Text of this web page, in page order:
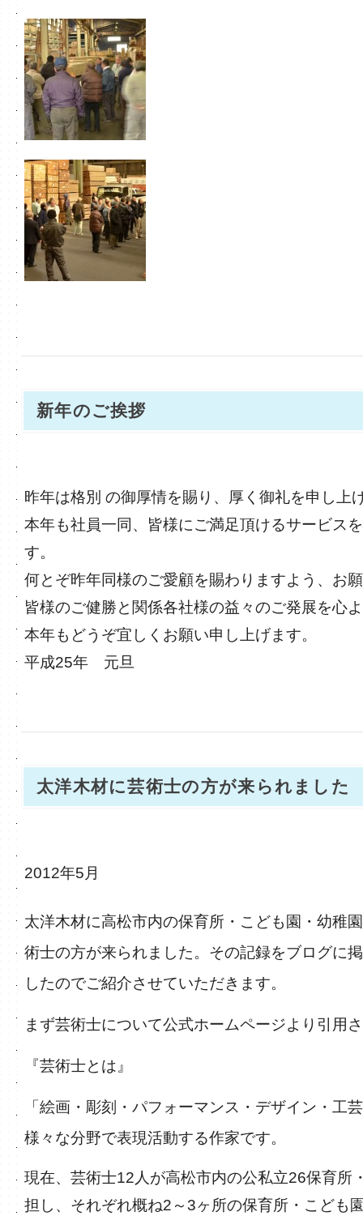
新年のご挨拶
昨年は格別 の御厚情を賜り、厚く御礼を申し上
本年も社員一同、皆様にご満足頂けるサービス
す。
何とぞ昨年同様のご愛顧を賜わりますよう、お
皆様のご健勝と関係各社様の益々のご発展を心
本年もどうぞ宜しくお願い申し上げます。
平成25年 元旦
太洋木材に芸術士の方が来られました
2012年5月
太洋木材に高松市内の保育所・こども園・幼稚
術士の方が来られました。その記録をブログに
したのでご紹介させていただきます。
まず芸術士について公式ホームページより引用
『芸術士とは』
「絵画・彫刻・パフォーマンス・デザイン・工
様々な分野で表現活動する作家です。
現在、芸術士12人が高松市内の公私立26保育所
担し、それぞれ概ね2～3ヶ所の保育所・こども